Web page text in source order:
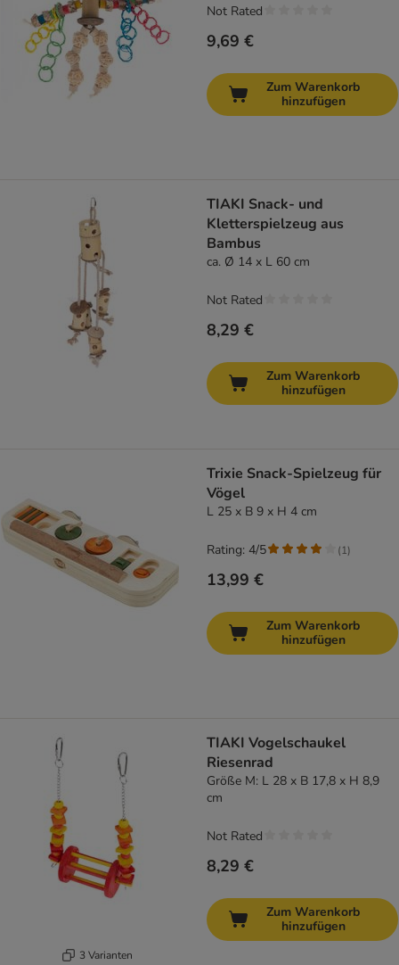
9,69 €
Not Rated
Zum Warenkorb
hinzufügen
TIAKI Snack- und
Kletterspielzeug aus
Bambus
ca. Ø 14 x L 60 cm
8,29 €
Not Rated
Zum Warenkorb
hinzufügen
Trixie Snack-Spielzeug für
Vögel
L 25 x B 9 x H 4 cm
13,99 €
Rating: 4/5 (1)
Zum Warenkorb
hinzufügen
3 Varianten
TIAKI Vogelschaukel
Riesenrad
Größe M: L 28 x B 17,8 x H 8,9
cm
8,29 €
Not Rated
Zum Warenkorb
hinzufügen